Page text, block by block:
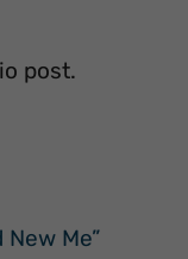
post.
Me”